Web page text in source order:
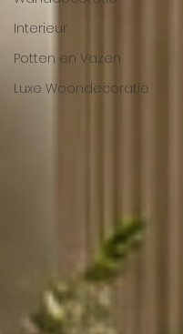
Interieur
Potten en Vazen
Luxe Woondecoratie